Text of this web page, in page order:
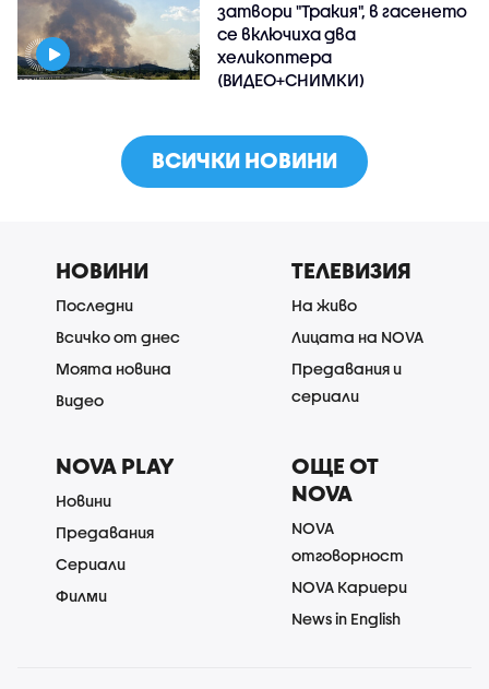
затвори "Тракия", в гасенето
се включиха два
хеликоптера
(ВИДЕО+СНИМКИ)
ВСИЧКИ НОВИНИ
НОВИНИ
Последни
Всичко от днес
Моята новина
Видео
ТЕЛЕВИЗИЯ
На живо
Лицата на NOVA
Предавания и
сериали
NOVA PLAY
Новини
Предавания
Сериали
Филми
ОЩЕ ОТ
NOVA
NOVA
отговорност
NOVA Кариери
News in English